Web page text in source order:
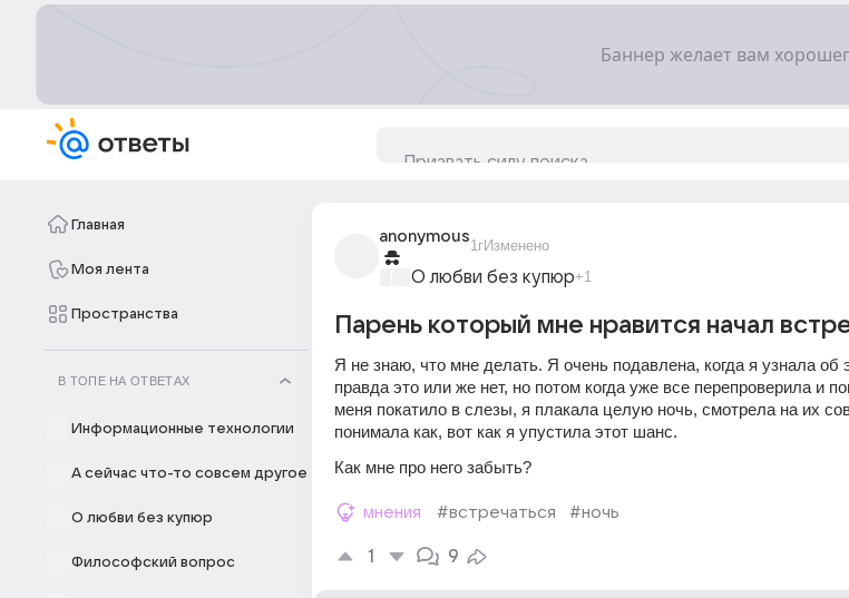
Главная
Моя лента
Пространства
В ТОПЕ НА ОТВЕТАХ
Информационные технологии
А сейчас что-то совсем другое
О любви без купюр
Философский вопрос
anonymous
1гИзменено
О любви без купюр+1
Парень который мне нравится начал
Я не знаю, что мне делать. Я очень подавлена, когда я узнала об
правда это или же нет, но потом когда уже все перепроверила и
меня покатило в слезы, я плакала целую ночь, смотрела на их
понимала как, вот как я упустила этот шанс.
Как мне про него забыть?
мнения #встречаться #ночь
1 9